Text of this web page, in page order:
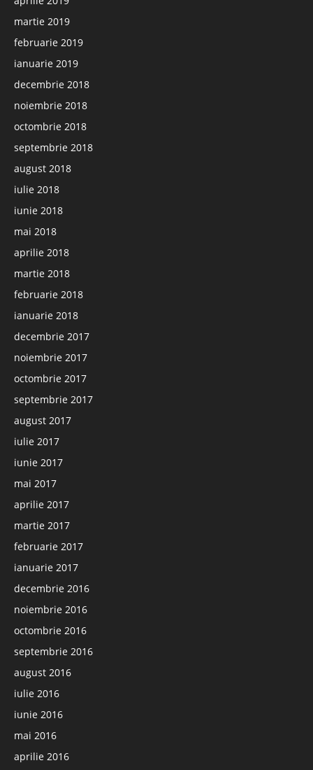
martie 2019
februarie 2019
ianuarie 2019
decembrie 2018
noiembrie 2018
octombrie 2018
septembrie 2018
august 2018
iulie 2018
iunie 2018
mai 2018
aprilie 2018
martie 2018
februarie 2018
ianuarie 2018
decembrie 2017
noiembrie 2017
octombrie 2017
septembrie 2017
august 2017
iulie 2017
iunie 2017
mai 2017
aprilie 2017
martie 2017
februarie 2017
ianuarie 2017
decembrie 2016
noiembrie 2016
octombrie 2016
septembrie 2016
august 2016
iulie 2016
iunie 2016
mai 2016
aprilie 2016